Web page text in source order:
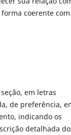
coerente
em letras
de preferência,
indicando os
detalhada